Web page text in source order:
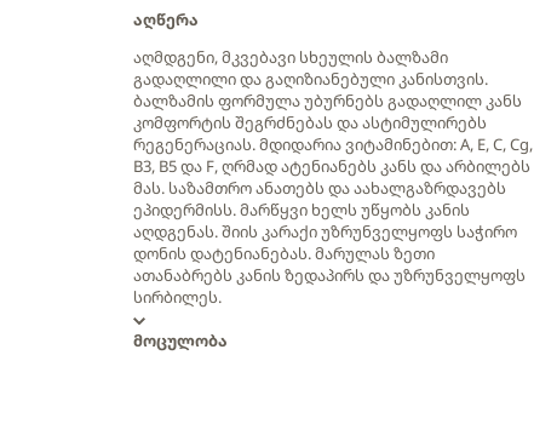
აღწერა
აღმდგენი, მკვებავი სხეულის ბალზამი
გადაღლილი და გაღიზიანებული კანისთვის.
ბალზამის ფორმულა უბურნებს გადაღლილ კანს
კომფორტის შეგრძნებას და ასტიმულირებს
რეგენერაციას. მდიდარია ვიტამინებით: A, E, C, Cg,
B3, B5 და F, ღრმად ატენიანებს კანს და არბილებს
მას. საზამთრო ანათებს და აახალგაზრდავებს
ეპიდერმისს. მარწყვი ხელს უწყობს კანის
აღდგენას. შიის კარაქი უზრუნველყოფს საჭირო
დონის დატენიანებას. მარულას ზეთი
ათანაბრებს კანის ზედაპირს და უზრუნველყოფს
სირბილეს.
მოცულობა